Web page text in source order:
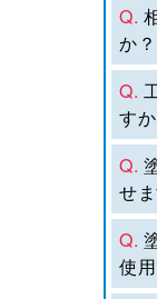
Q.
か？
Q.
すか
Q.
せ
Q.
使